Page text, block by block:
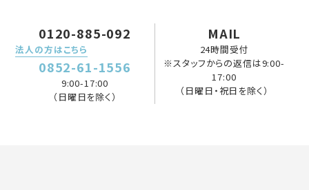
0120-885-092
法人の方はこちら
0852-61-1556
9:00-17:00
（日曜日を除く）
MAIL
24時間受付
※スタッフからの返信は9:00-
17:00
（日曜日・祝日を除く）